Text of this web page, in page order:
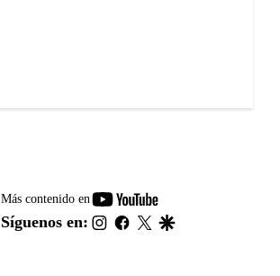
Más contenido en
youtube-
footer
Síguenos en: instagram
facebook
twitter